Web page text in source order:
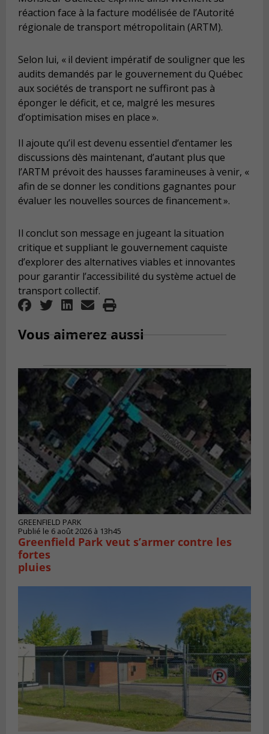
réaction face à la facture modélisée de l’Autorité
régionale de transport métropolitain (ARTM).
Selon lui, « il devient impératif de souligner que les
audits demandés par le gouvernement du Québec
aux sociétés de transport ne suffiront pas à
éponger le déficit, et ce, malgré les mesures
d’optimisation mises en place ».
Il ajoute qu’il est devenu essentiel d’entamer les
discussions dès maintenant, d’autant plus que
l’ARTM prévoit des hausses faramineuses à venir, «
afin de se donner les conditions gagnantes pour
évaluer les nouvelles sources de financement ».
Il conclut son message en jugeant la situation
critique et suppliant le gouvernement caquiste
d’explorer des alternatives viables et innovantes
pour garantir l’accessibilité du système actuel de
transport collectif.
Vous aimerez aussi
GREENFIELD PARK
Publié le 6 août 2026 à 13h45
Greenfield Park veut s’armer contre les
fortes
pluies